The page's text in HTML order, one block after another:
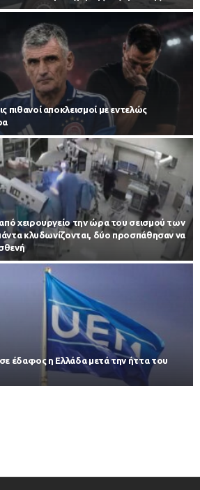
πιθανοί αποκλεισμοί με εντελώς
χειρουργείο την ώρα του σεισμού των
κλυδωνίζονται, δύο προσπάθησαν να
έδαφος η Ελλάδα μετά την ήττα του